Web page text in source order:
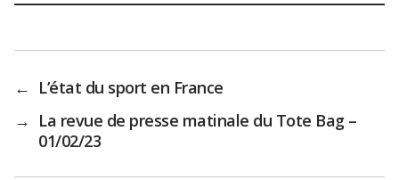
← L’état du sport en France
→ La revue de presse matinale du Tote Bag –
01/02/23